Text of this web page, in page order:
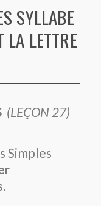
SYLLABE
LA LETTRE
(LEÇON 27)
Simples